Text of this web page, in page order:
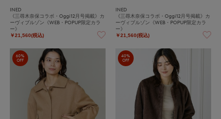
INED
《三尋木奈保コラボ・Oggi12月号掲載》カ
ーヴィブルゾン《WEB・POPUP限定カラ
ー》
￥21,560(税込)
INED
《三尋木奈保コラボ・Oggi12月号掲載》カ
ーヴィブルゾン《WEB・POPUP限定カラ
ー》
￥21,560(税込)
60%
OFF
40%
OFF